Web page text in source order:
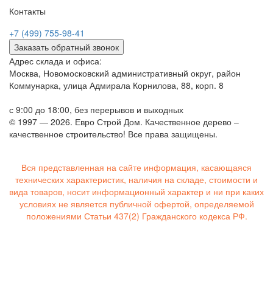
Контакты
+7 (499) 755-98-41
Заказать обратный звонок
Адрес склада и офиса:
Москва, Новомосковский административный округ, район
Коммунарка, улица Адмирала Корнилова, 88, корп. 8
с 9:00 до 18:00, без перерывов и выходных
© 1997 — 2026. Евро Строй Дом. Качественное дерево –
качественное строительство! Все права защищены.
Вся представленная на сайте информация, касающаяся
технических характеристик, наличия на складе, стоимости и
вида товаров, носит информационный характер и ни при каких
условиях не является публичной офертой, определяемой
положениями Статьи 437(2) Гражданского кодекса РФ.